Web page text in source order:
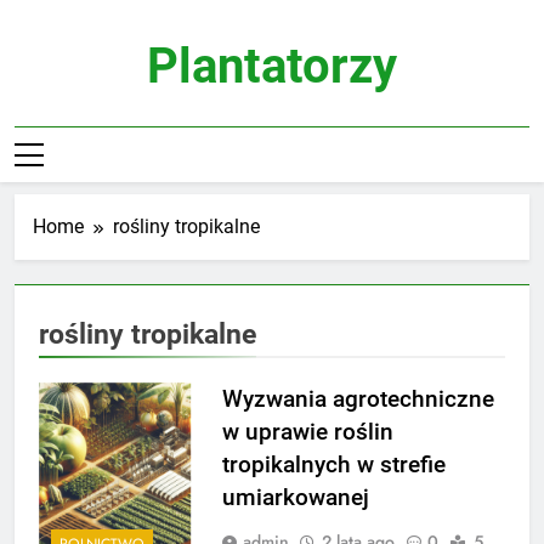
Plantatorzy
Home rośliny tropikalne
rośliny tropikalne
Wyzwania agrotechniczne
w uprawie roślin
tropikalnych w strefie
umiarkowanej